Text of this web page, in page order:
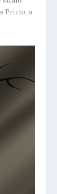
Prieto, a